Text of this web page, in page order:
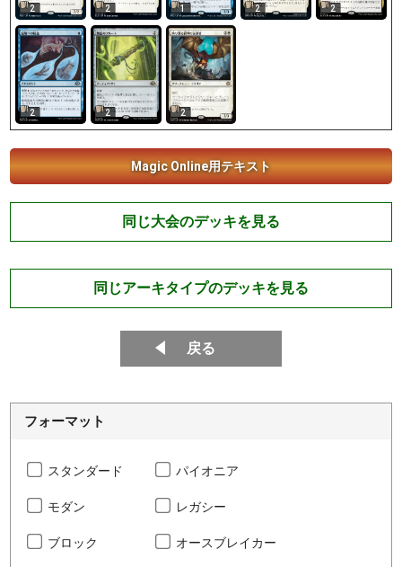
2 2 1 2 2
2 2 2
Magic Online用テキスト
同じ大会のデッキを見る
同じアーキタイプのデッキを見る
戻る
フォーマット
スタンダード パイオニア
モダン レガシー
ブロック オースブレイカー